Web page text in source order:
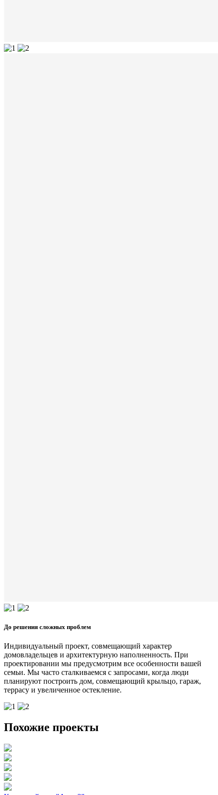
До решения сложных проблем
Индивидуальный проект, совмещающий характер
домовладельцев и архитектурную наполненность. При
проектировании мы предусмотрим все особенности вашей
семьи. Мы часто сталкиваемся с запросами, когда люди
планируют построить дом, совмещающий крыльцо, гараж,
террасу и увеличенное остекление.
Похожие проекты